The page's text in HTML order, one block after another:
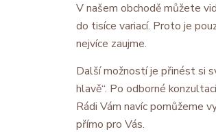
V našem obchodě můžete
do tisíce variací. Proto je
nejvíce zaujme.
Další možností je přinést si
hlavě“. Po odborné
Rádi Vám navíc pomůžeme
přímo pro Vás.